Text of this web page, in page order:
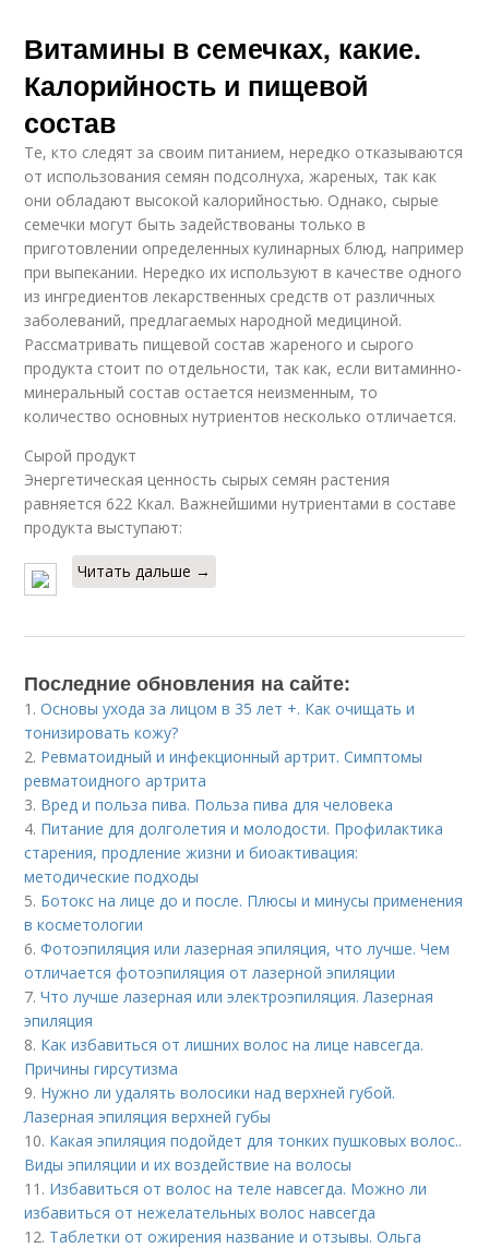
Витамины в семечках, какие.
Калорийность и пищевой
состав
Те, кто следят за своим питанием, нередко отказываются
от использования семян подсолнуха, жареных, так как
они обладают высокой калорийностью. Однако, сырые
семечки могут быть задействованы только в
приготовлении определенных кулинарных блюд, например
при выпекании. Нередко их используют в качестве одного
из ингредиентов лекарственных средств от различных
заболеваний, предлагаемых народной медициной.
Рассматривать пищевой состав жареного и сырого
продукта стоит по отдельности, так как, если витаминно-
минеральный состав остается неизменным, то
количество основных нутриентов несколько отличается.
Сырой продукт
Энергетическая ценность сырых семян растения
равняется 622 Ккал. Важнейшими нутриентами в составе
продукта выступают:
Читать дальше →
Последние обновления на сайте:
1.Основы ухода за лицом в 35 лет +. Как очищать и
тонизировать кожу?
2. Ревматоидный и инфекционный артрит. Симптомы
ревматоидного артрита
3. Вред и польза пива. Польза пива для человека
4. Питание для долголетия и молодости. Профилактика
старения, продление жизни и биоактивация:
методические подходы
5. Ботокс на лице до и после. Плюсы и минусы применения
в косметологии
6.Фотоэпиляция или лазерная эпиляция, что лучше. Чем
отличается фотоэпиляция от лазерной эпиляции
7.Что лучше лазерная или электроэпиляция. Лазерная
эпиляция
8. Как избавиться от лишних волос на лице навсегда.
Причины гирсутизма
9. Нужно ли удалять волосики над верхней губой.
Лазерная эпиляция верхней губы
10. Какая эпиляция подойдет для тонких пушковых волос..
Виды эпиляции и их воздействие на волосы
11. Избавиться от волос на теле навсегда. Можно ли
избавиться от нежелательных волос навсегда
12. Таблетки от ожирения название и отзывы. Ольга